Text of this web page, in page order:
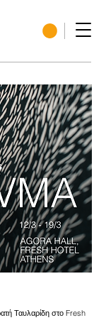
Ταυλαρίδη στο Fresh